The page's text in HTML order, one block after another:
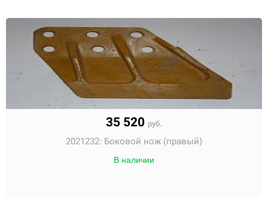
35 520 руб.
2021232: Боковой нож (правый)
В наличии